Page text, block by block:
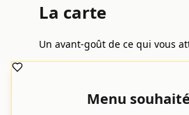
La carte
Un avant-goût de ce qui vous
Menu souhaité